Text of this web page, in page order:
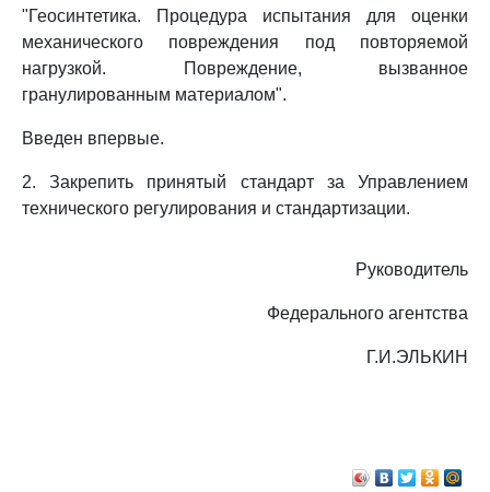
"Геосинтетика. Процедура испытания для оценки
механического повреждения под повторяемой
нагрузкой. Повреждение, вызванное
гранулированным материалом".
Введен впервые.
2. Закрепить принятый стандарт за Управлением
технического регулирования и стандартизации.
Руководитель
Федерального агентства
Г.И.ЭЛЬКИН